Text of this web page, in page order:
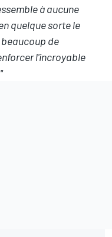
à aucune
quelque sorte le
de
l'incroyable